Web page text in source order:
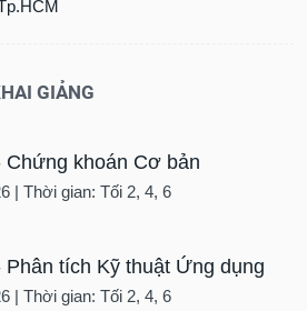
GIẢNG
Chứng khoán Cơ bản
| Thời gian: Tối 2, 4, 6
Phân tích Kỹ thuật Ứng dụng
| Thời gian: Tối 2, 4, 6